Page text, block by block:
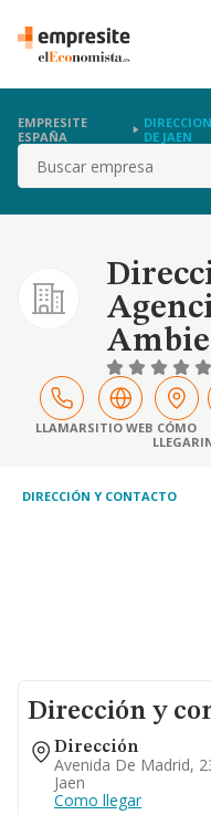
EMPRESITE
ESPAÑA
DE JAEN
Buscar
LLAMARSITIO WEB CÓMO
LLEGAR
DIRECCIÓN Y CONTACTO
Dirección y
Dirección
Avenida De Madrid,
Jaen
Como llegar